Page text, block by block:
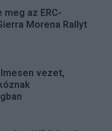
az ERC-
Morena Rallyt
vezet,